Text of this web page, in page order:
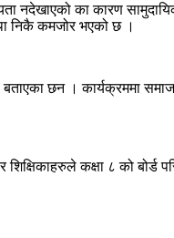
नदेखाएको का कारण
निकै कमजोर भएको छ ।
छन । कार्यक्रममा
कक्षा ८ को बोर्ड